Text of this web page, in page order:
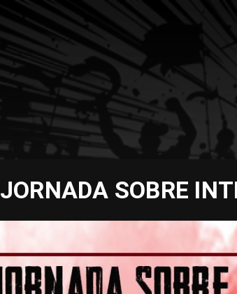
JORNADA SOBRE